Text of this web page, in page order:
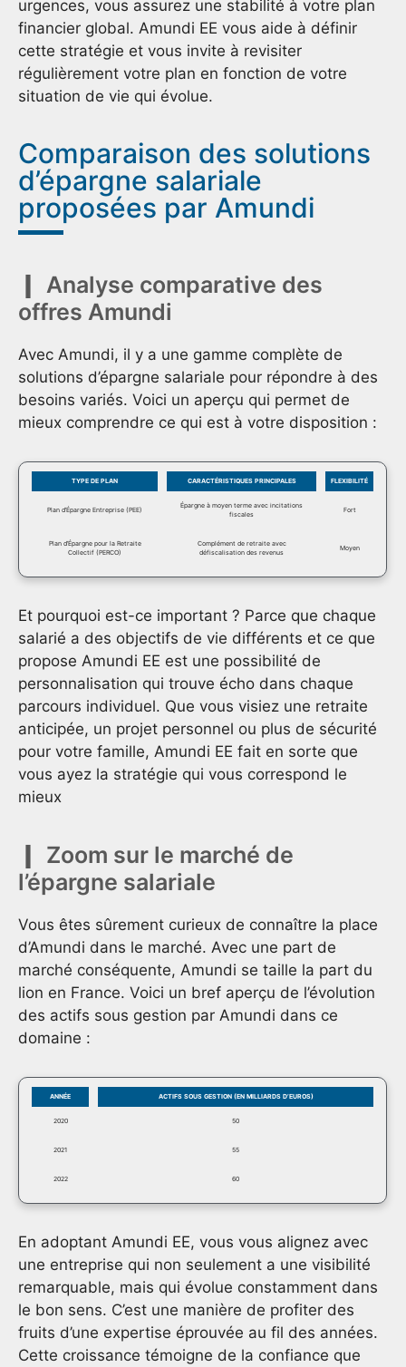
urgences, vous assurez une stabilité à votre plan
financier global. Amundi EE vous aide à définir
cette stratégie et vous invite à revisiter
régulièrement votre plan en fonction de votre
situation de vie qui évolue.
Comparaison des solutions
d’épargne salariale
proposées par Amundi
Analyse comparative des
offres Amundi
Avec Amundi, il y a une gamme complète de
solutions d’épargne salariale pour répondre à des
besoins variés. Voici un aperçu qui permet de
mieux comprendre ce qui est à votre disposition :
TYPE DE PLAN CARACTÉRISTIQUES PRINCIPALES FLEXIBILITÉ
Plan d’Épargne Entreprise (PEE)
Épargne à moyen terme avec incitations
fiscales
Fort
Plan d’Épargne pour la Retraite
Collectif (PERCO)
Complément de retraite avec
défiscalisation des revenus
Moyen
Et pourquoi est-ce important ? Parce que chaque
salarié a des objectifs de vie différents et ce que
propose Amundi EE est une possibilité de
personnalisation qui trouve écho dans chaque
parcours individuel. Que vous visiez une retraite
anticipée, un projet personnel ou plus de sécurité
pour votre famille, Amundi EE fait en sorte que
vous ayez la stratégie qui vous correspond le
mieux
Zoom sur le marché de
l’épargne salariale
Vous êtes sûrement curieux de connaître la place
d’Amundi dans le marché. Avec une part de
marché conséquente, Amundi se taille la part du
lion en France. Voici un bref aperçu de l’évolution
des actifs sous gestion par Amundi dans ce
domaine :
ANNÉE ACTIFS SOUS GESTION (EN MILLIARDS D’EUROS)
2020 50
2021 55
2022 60
En adoptant Amundi EE, vous vous alignez avec
une entreprise qui non seulement a une visibilité
remarquable, mais qui évolue constamment dans
le bon sens. C’est une manière de profiter des
fruits d’une expertise éprouvée au fil des années.
Cette croissance témoigne de la confiance que